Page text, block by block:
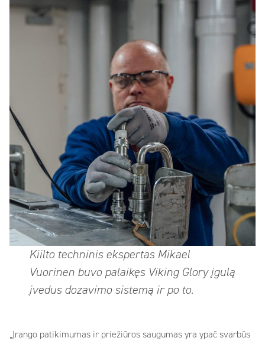
Kiilto techninis ekspertas Mikael
Vuorinen buvo palaikęs Viking Glory įgulą
įvedus dozavimo sistemą ir po to.
„Įrango patikimumas ir priežiūros saugumas yra ypač svarbūs